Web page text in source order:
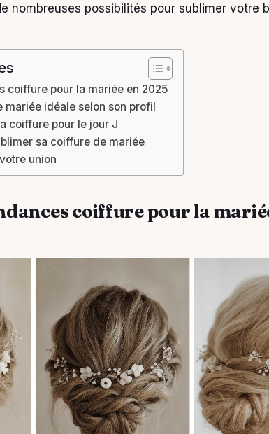
nombreuses possibilités pour sublimer votre
coiffure pour la mariée en 2025
mariée idéale selon son profil
coiffure pour le jour J
sa coiffure de mariée
union
coiffure pour la